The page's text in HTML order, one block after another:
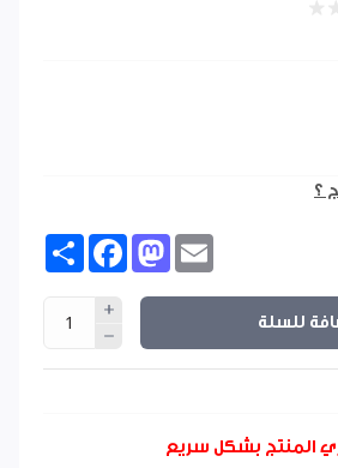
؟
Share FacebookMastodon
للسلة
المنتج بشكل سريع